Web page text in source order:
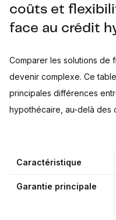
coûts et
face au crédit
Comparer les solutions de
devenir complexe. Ce
principales différences
hypothécaire, au-delà des
Caractéristique
Garantie principale